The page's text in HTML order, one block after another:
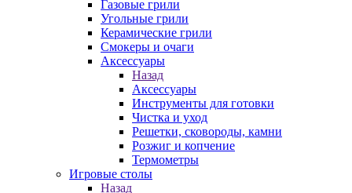
Газовые грили
Угольные грили
Керамические грили
Смокеры и очаги
Аксессуары
Назад
Аксессуары
Инструменты для готовки
Чистка и уход
Решетки, сковороды, камни
Розжиг и копчение
Термометры
Игровые столы
Назад